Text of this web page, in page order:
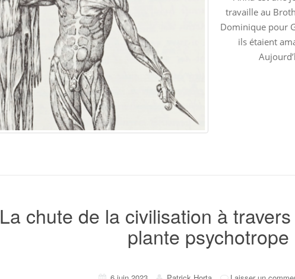
travaille au
Dominique pour
ils étaient
La chute de la civilisation à travers
plante psychotrope